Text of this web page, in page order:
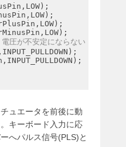
圧が不安定にならないように、
ュエータを前後に動
キーボード入力に応
へパルス信号(PLS)と